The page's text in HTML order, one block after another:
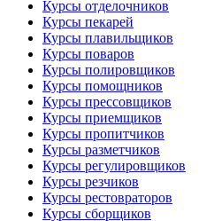
Курсы отделочников
Курсы пекарей
Курсы плавильщиков
Курсы поваров
Курсы полировщиков
Курсы помощников
Курсы прессовщиков
Курсы приемщиков
Курсы пропитчиков
Курсы разметчиков
Курсы регулировщиков
Курсы резчиков
Курсы рестовраторов
Курсы сборщиков